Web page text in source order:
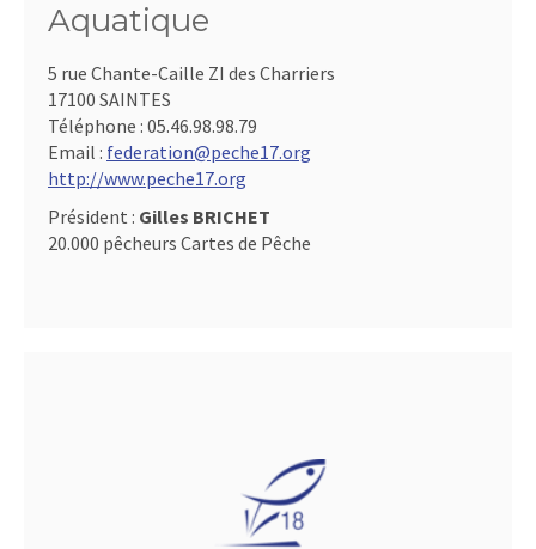
Aquatique
5 rue Chante-Caille ZI des Charriers
17100 SAINTES
Téléphone : 05.46.98.98.79
Email : federation@peche17.org
http://www.peche17.org
Président : Gilles BRICHET
20.000 pêcheurs Cartes de Pêche